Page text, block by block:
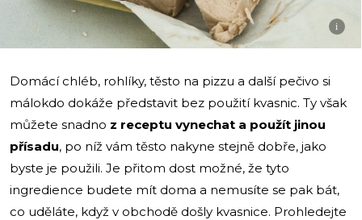
i
Domácí chléb, rohlíky, těsto na pizzu a další pečivo si
málokdo dokáže představit bez použití kvasnic. Ty však
můžete snadno z receptu vynechat a použít jinou
přísadu, po níž vám těsto nakyne stejně dobře, jako
byste je použili. Je přitom dost možné, že tyto
ingredience budete mít doma a nemusíte se pak bát,
co uděláte, když v obchodě došly kvasnice. Prohledejte